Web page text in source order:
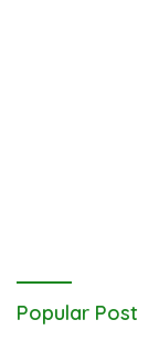
Popular Post